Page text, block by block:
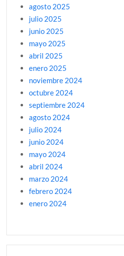
agosto 2025
julio 2025
junio 2025
mayo 2025
abril 2025
enero 2025
noviembre 2024
octubre 2024
septiembre 2024
agosto 2024
julio 2024
junio 2024
mayo 2024
abril 2024
marzo 2024
febrero 2024
enero 2024